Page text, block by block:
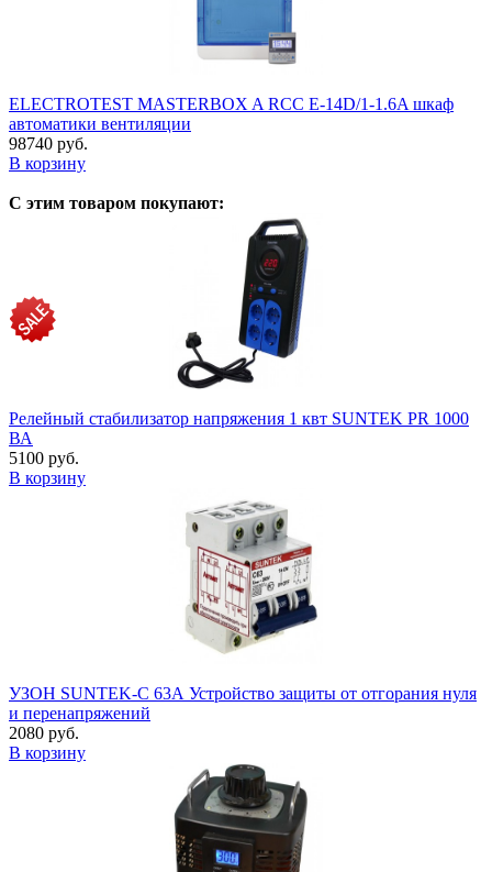
ELECTROTEST MASTERBOX A RCC E-14D/1-1.6A шкаф
автоматики вентиляции
98740 руб.
В корзину
С этим товаром покупают:
Релейный стабилизатор напряжения 1 квт SUNTEK PR 1000
ВА
5100 руб.
В корзину
УЗОН SUNTEK-C 63А Устройство защиты от отгорания нуля
и перенапряжений
2080 руб.
В корзину